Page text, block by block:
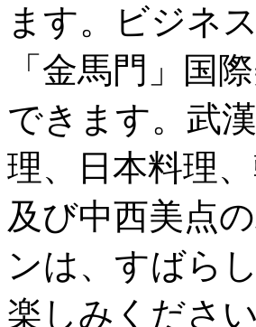
ます。ビジネ
「金馬門」国
できます。武
理、日本料理
及び中西美点
ンは、すばら
楽しみください